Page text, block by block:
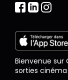
Bienvenue sur
sorties